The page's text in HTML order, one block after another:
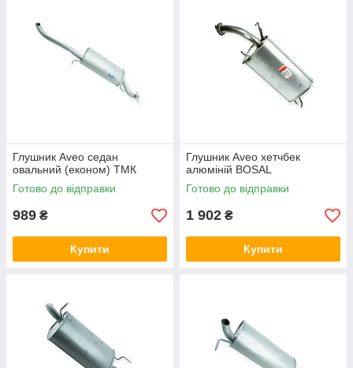
Глушник Aveo седан
овальний (економ) ТМК
Готово до відправки
989 ₴
Купити
Глушник Aveo хетчбек
алюміній BOSAL
Готово до відправки
1 902 ₴
Купити